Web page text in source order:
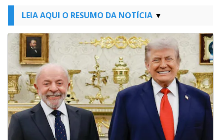
LEIA AQUI O RESUMO DA NOTÍCIA